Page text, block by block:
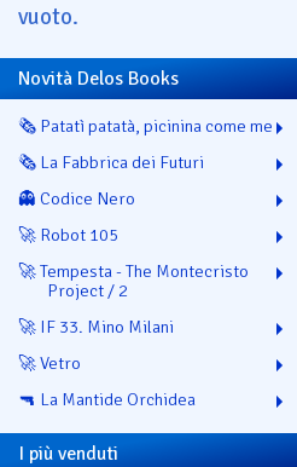
vuoto.
Novità Delos Books
🗞️ Patatì patatà, picinina come me
🗞️ La Fabbrica dei Futuri
👻 Codice Nero
🚀 Robot 105
🚀 Tempesta - The Montecristo
Project / 2
🚀 IF 33. Mino Milani
🚀 Vetro
🔫 La Mantide Orchidea
I più venduti